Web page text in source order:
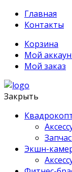
Главная
Контакты
Корзина
Мой
Мой заказ
Закрыть
Экшн-